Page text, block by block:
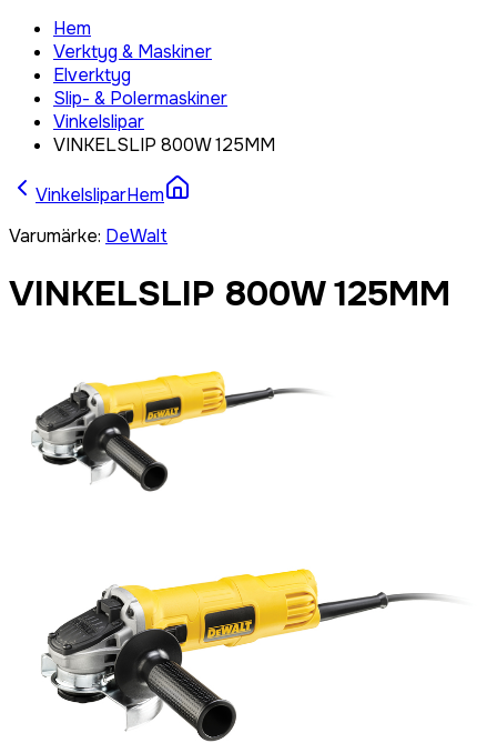
Hem
Verktyg & Maskiner
Elverktyg
Slip- & Polermaskiner
Vinkelslipar
VINKELSLIP 800W 125MM
VinkelsliparHem
Varumärke: DeWalt
VINKELSLIP 800W 125MM